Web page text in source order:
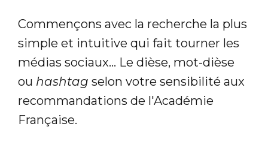
Commençons avec la recherche la plus
simple et intuitive qui fait tourner les
médias sociaux... Le dièse, mot-dièse
ou hashtag selon votre sensibilité aux
recommandations de l'Académie
Française.